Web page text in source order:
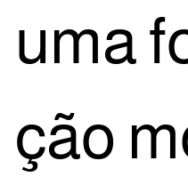
uma
ção